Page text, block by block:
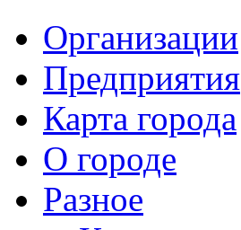
Организации
Предприятия
Карта города
О городе
Разное